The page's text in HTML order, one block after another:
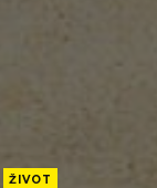
ŽIVOT